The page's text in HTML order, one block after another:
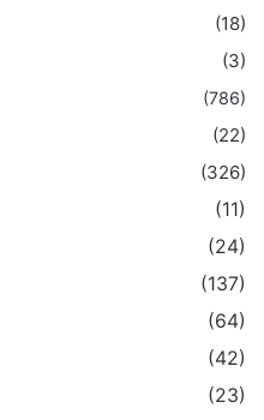
(18)
(3)
(786)
(22)
(326)
(11)
(24)
(137)
(64)
(42)
(23)